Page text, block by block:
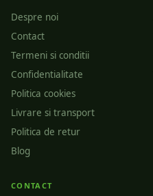
Despre noi
Contact
Termeni si conditii
Confidentialitate
Politica cookies
Livrare si transport
Politica de retur
Blog
CONTACT